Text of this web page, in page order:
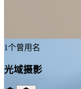
1个曾用名
光域摄影